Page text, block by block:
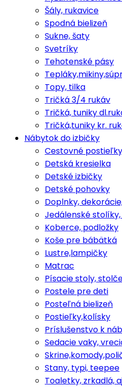
Šály, rukavice
Spodná bielizeň
Sukne, šaty
Svetríky
Tehotenské pásy
Topy, tilka
Tričká 3/4 rukáv
Tričká, tuniky
Tričká,tuniky kr.
Nábytok do izbičky
Cestovné
Detská kresielka
Detské izbičky
Detské pohovky
Doplnky,
Jedálenské
Koberce, podložky
Koše pre bábätká
Lustre,lampičky
Matrac
Písacie stoly,
Postele pre deti
Posteľná bielizeň
Postieľky,kolísky
Príslušenstvo k
Sedacie vaky,
Stany, typi, teepee
Toaletky, zrkadlá,